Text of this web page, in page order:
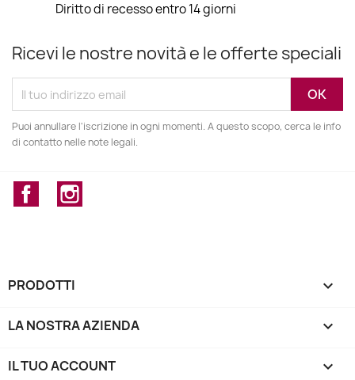
Diritto di recesso entro 14 giorni
Ricevi le nostre novità e le offerte speciali
Puoi annullare l'iscrizione in ogni momenti. A questo scopo, cerca le info
di contatto nelle note legali.
Facebook
PRODOTTI 
LA NOSTRA AZIENDA 
IL TUO ACCOUNT 